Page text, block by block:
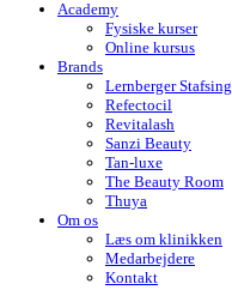
Academy
Fysiske kurser
Online kursus
Brands
Lernberger Stafsing
Refectocil
Revitalash
Sanzi Beauty
Tan-luxe
The Beauty Room
Thuya
Om os
Læs om klinikken
Medarbejdere
Kontakt